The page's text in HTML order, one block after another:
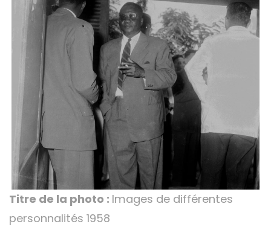
Titre de la photo : Images de différentes
personnalités 1958